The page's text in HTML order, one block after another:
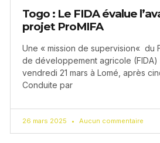
Togo : Le FIDA évalue
projet ProMIFA
Une « mission de supervision« du
de développement agricole (FIDA)
vendredi 21 mars à Lomé, après
Conduite par
26 mars 2025 Aucun commentaire